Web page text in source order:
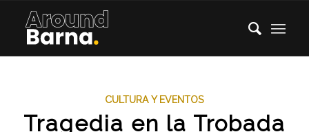
CULTURA Y EVENTOS
Tragedia en la Trobada